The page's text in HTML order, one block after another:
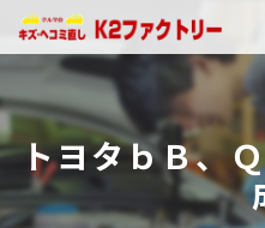
トヨタｂＢ、